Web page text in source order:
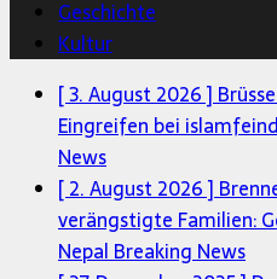
Geschichte
Kultur
[ 3. August 2026 ]
Eingreifen bei
News
[ 2. August 2026 ]
verängstigte Familien:
Nepal Breaking News